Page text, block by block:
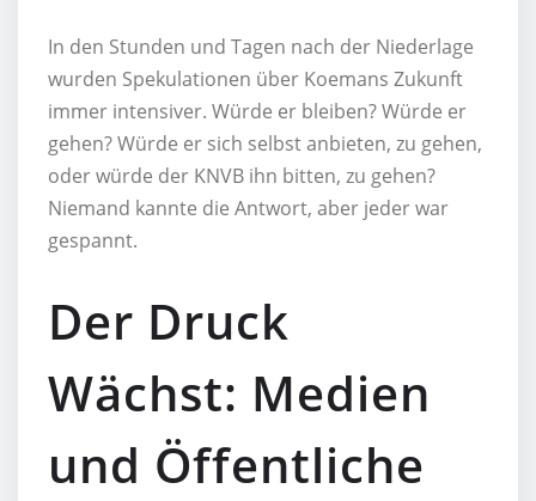
In den Stunden und Tagen nach der Niederlage
wurden Spekulationen über Koemans Zukunft
immer intensiver. Würde er bleiben? Würde er
gehen? Würde er sich selbst anbieten, zu gehen,
oder würde der KNVB ihn bitten, zu gehen?
Niemand kannte die Antwort, aber jeder war
gespannt.
Der Druck
Wächst: Medien
und Öffentliche